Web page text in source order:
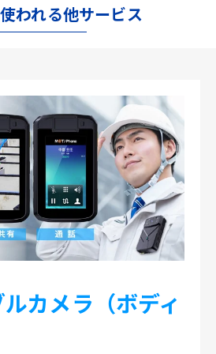
われる他サービス
カメラ（ボディ